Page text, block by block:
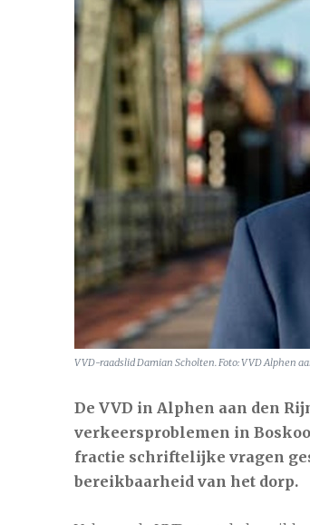
Alphen aan den Rijn
VVD-raadslid Damian Scholten. Foto: VVD Alphen
De VVD in Alphen aan den
verkeersproblemen in
fractie schriftelijke vragen
bereikbaarheid van het dorp.